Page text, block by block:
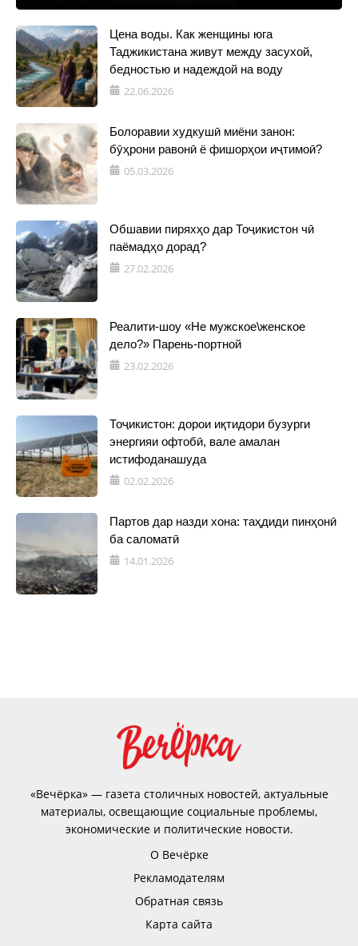
Цена воды. Как женщины юга
Таджикистана живут между засухой,
бедностью и надеждой на воду
22.06.2026
Болоравии худкушӣ миёни занон:
бӯҳрони равонӣ ё фишорҳои иҷтимоӣ?
05.03.2026
Обшавии пиряхҳо дар Тоҷикистон чӣ
паёмадҳо дорад?
27.02.2026
Реалити-шоу «Не мужское\женское
дело?» Парень-портной
23.02.2026
Тоҷикистон: дорои иқтидори бузурги
энергияи офтобӣ, вале амалан
истифоданашуда
02.02.2026
Партов дар назди хона: таҳдиди пинҳонӣ
ба саломатӣ
14.01.2026
«Вечёрка» — газета столичных новостей, актуальные
материалы, освещающие социальные проблемы,
экономические и политические новости.
О Вечёрке
Рекламодателям
Обратная связь
Карта сайта